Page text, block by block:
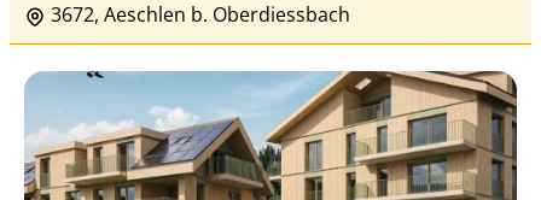
3672, Aeschlen b. Oberdiessbach